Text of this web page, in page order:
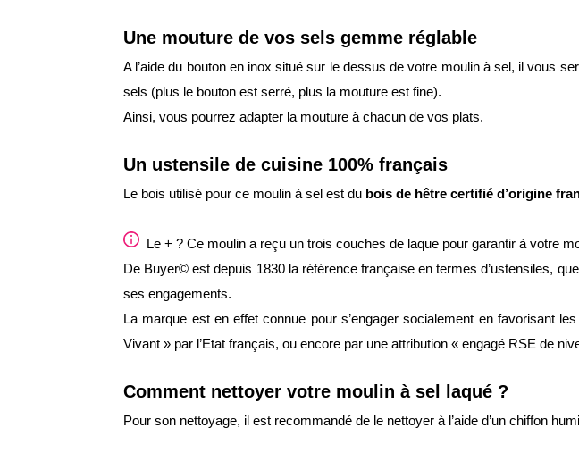
Une mouture de vos sels gemme réglable
A l’aide du bouton en inox situé sur le dessus de votre moulin à sel, il vous
sels (plus le bouton est serré, plus la mouture est fine).
Ainsi, vous pourrez adapter la mouture à chacun de vos plats.
Un ustensile de cuisine 100% français
Le bois utilisé pour ce moulin à sel est du bois de hêtre certifié d’origine
Le + ? Ce moulin a reçu un trois couches de laque pour garantir à votre
De Buyer© est depuis 1830 la référence française en termes d’ustensiles,
ses engagements.
La marque est en effet connue pour s’engager socialement en favorisant
Vivant » par l’Etat français, ou encore par une attribution « engagé RSE de
Comment nettoyer votre moulin à sel laqué ?
Pour son nettoyage, il est recommandé de le nettoyer à l’aide d’un chiffon